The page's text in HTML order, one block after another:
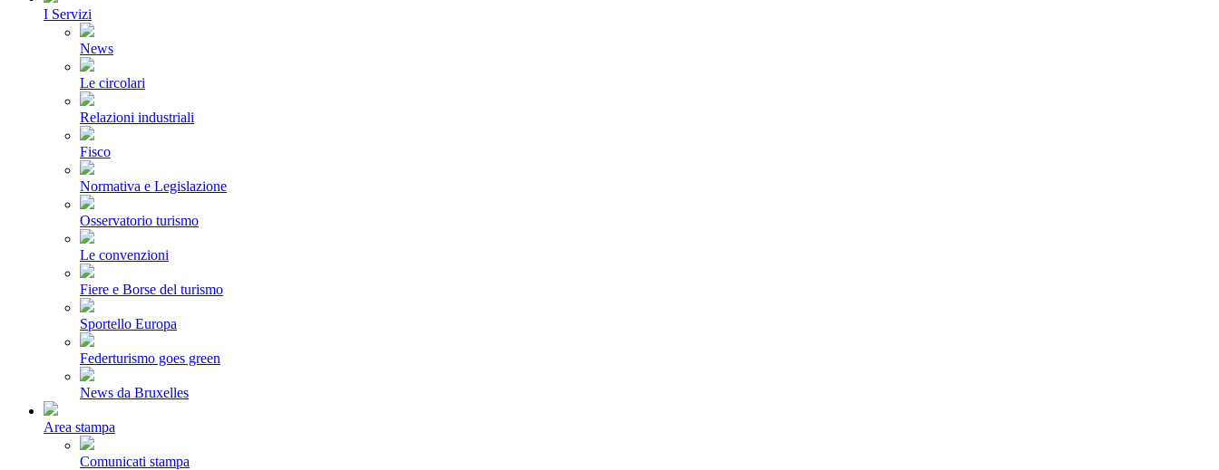
I Servizi
News
Le circolari
Relazioni industriali
Fisco
Normativa e Legislazione
Osservatorio turismo
Le convenzioni
Fiere e Borse del turismo
Sportello Europa
Federturismo goes green
News da Bruxelles
Area stampa
Comunicati stampa